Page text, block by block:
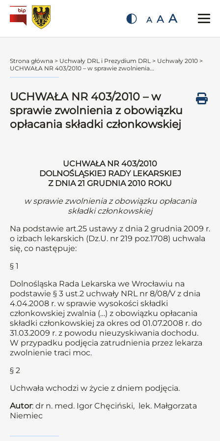
A A A
Strona główna > Uchwały DRL i Prezydium DRL > Uchwały 2010 >
UCHWAŁA NR 403/2010 – w sprawie zwolnienia...
UCHWAŁA NR 403/2010 – w
sprawie zwolnienia z obowiązku
opłacania składki członkowskiej
UCHWAŁA NR 403/2010
DOLNOŚLĄSKIEJ RADY LEKARSKIEJ
Z DNIA 21 GRUDNIA 2010 ROKU
w sprawie zwolnienia z obowiązku opłacania
składki członkowskiej
Na podstawie art.25 ustawy z dnia 2 grudnia 2009 r.
o izbach lekarskich (Dz.U. nr 219 poz.1708) uchwala
się, co następuje:
§ 1
Dolnośląska Rada Lekarska we Wrocławiu na
podstawie § 3 ust.2 uchwały NRL nr 8/08/V z dnia
4.04.2008 r. w sprawie wysokości składki
członkowskiej zwalnia (…) z obowiązku opłacania
składki członkowskiej za okres od 01.07.2008 r. do
31.03.2009 r. z powodu nieuzyskiwania dochodu.
W przypadku podjęcia zatrudnienia przez lekarza
zwolnienie traci moc.
§ 2
Uchwała wchodzi w życie z dniem podjęcia.
Autor: dr n. med. Igor Chęciński, lek. Małgorzata
Niemiec